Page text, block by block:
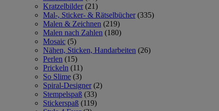
Kratzelbilder (21)
Mal-, Sticker- & Rätselbücher (335)
Malen & Zeichnen (219)
Malen nach Zahlen (180)
Mosaic (5)
Nähen, Sticken, Handarbeiten (26)
Perlen (15)
Prickeln (11)
So Slime (3)
Spiral-Designer (2)
Stempelspaß (33)
Stickerspaß (119)